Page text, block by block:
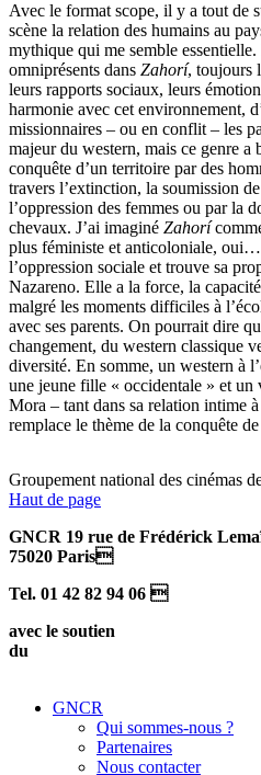
Avec le format scope, il y a tout de
scène la relation des humains au
mythique qui me semble
omniprésents dans Zahorí, toujours
leurs rapports sociaux, leurs
harmonie avec cet environnement,
missionnaires – ou en conflit – les
majeur du western, mais ce genre a
conquête d’un territoire par des
travers l’extinction, la soumission
l’oppression des femmes ou par la
chevaux. J’ai imaginé Zahorí
plus féministe et anticoloniale, oui…
l’oppression sociale et trouve sa
Nazareno. Elle a la force, la
malgré les moments difficiles à
avec ses parents. On pourrait dire
changement, du western classique
diversité. En somme, un western à
une jeune fille « occidentale » et
Mora – tant dans sa relation intime à
remplace le thème de la conquête de
Groupement national des cinémas
Haut de page
GNCR 19 rue de Frédérick
75020 Paris
Tel. 01 42 82 94 06 
avec le soutien
du
GNCR
Qui sommes-nous ?
Partenaires
Nous contacter